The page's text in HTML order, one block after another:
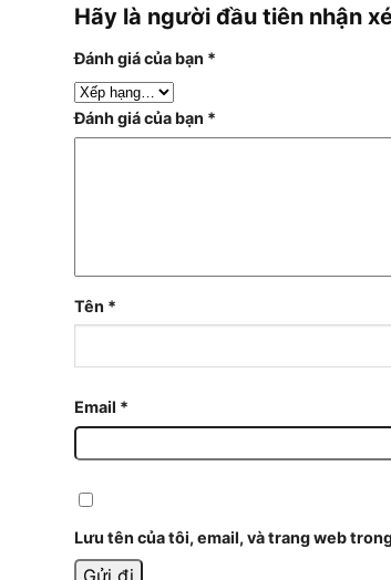
Hãy là người đầu tiên nhận
Đánh giá của bạn *
Đánh giá của bạn *
Tên *
Email *
Lưu tên của tôi, email, và trang web